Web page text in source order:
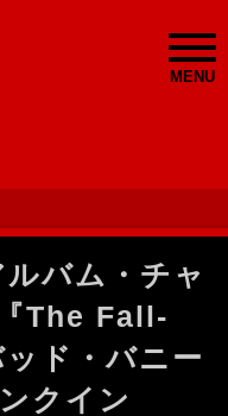
MENU
ルバム・チャ
The Fall-
ド・バニー
クイン